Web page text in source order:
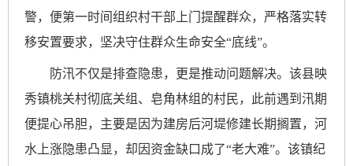
警，便第一时间组织村干部上门提醒群众，严格落实转
移安置要求，坚决守住群众生命安全“底线”。
防汛不仅是排查隐患，更是推动问题解决。该县映
秀镇桃关村彻底关组、皂角林组的村民，此前遇到汛期
便提心吊胆，主要是因为建房后河堤修建长期搁置，河
水上涨隐患凸显，却因资金缺口成了“老大难”。该镇纪